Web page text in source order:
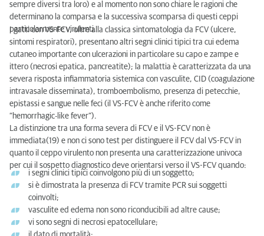
sempre diversi tra loro) e al momento non sono chiare le ragioni che
determinano la comparsa e la successiva scomparsa di questi ceppi
particolarmente virulenti.
I gatti con VS-FCV, oltre alla classica sintomatologia da FCV (ulcere,
sintomi respiratori), presentano altri segni clinici tipici tra cui edema
cutaneo importante con ulcerazioni in particolare su capo e zampe e
ittero (necrosi epatica, pancreatite); la malattia è caratterizzata da una
severa risposta infiammatoria sistemica con vasculite, CID (coagulazione
intravasale disseminata), tromboembolismo, presenza di petecchie,
epistassi e sangue nelle feci (il VS-FCV è anche riferito come
“hemorrhagic-like fever”).
La distinzione tra una forma severa di FCV e il VS-FCV non è
immediata(19) e non ci sono test per distinguere il FCV dal VS-FCV in
quanto il ceppo virulento non presenta una caratterizzazione univoca
per cui il sospetto diagnostico deve orientarsi verso il VS-FCV quando:
i segni clinici tipici coinvolgono più di un soggetto;
si è dimostrata la presenza di FCV tramite PCR sui soggetti
coinvolti;
vasculite ed edema non sono riconducibili ad altre cause;
vi sono segni di necrosi epatocellulare;